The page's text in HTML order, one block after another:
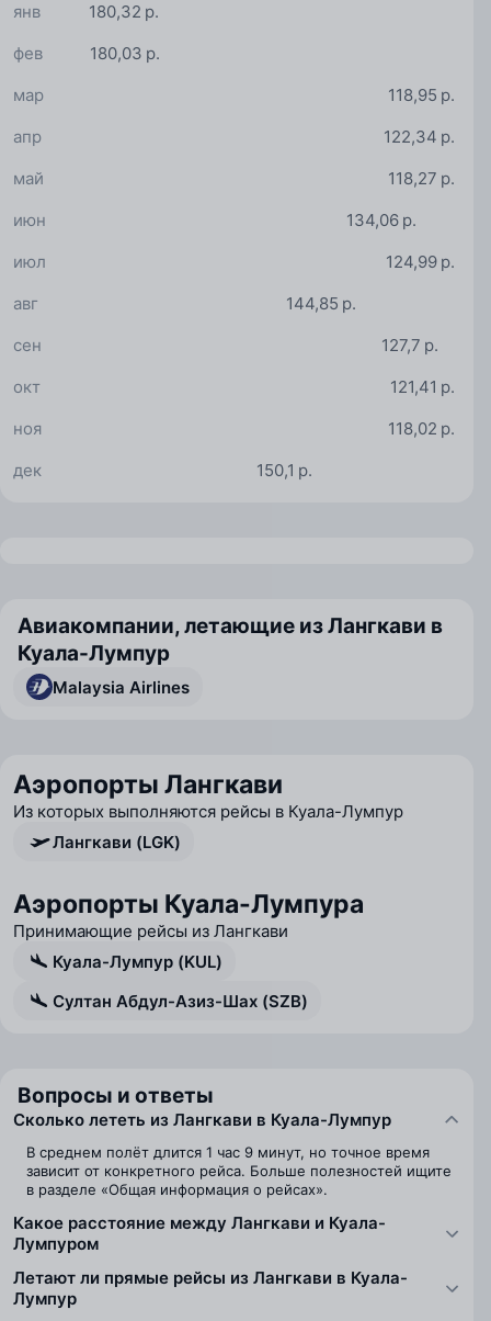
180,32 р.
янв
180,03 р.
фев
118,95 р.
мар
122,34 р.
апр
118,27 р.
май
134,06 р.
июн
124,99 р.
июл
144,85 р.
авг
127,7 р.
сен
121,41 р.
окт
118,02 р.
ноя
150,1 р.
дек
Авиакомпании, летающие из Лангкави в
Куала-Лумпур
Malaysia Airlines
Аэропорты Лангкави
Из которых выполняются рейсы в Куала-Лумпур
Лангкави (LGK)
Аэропорты Куала-Лумпура
Принимающие рейсы из Лангкави
Куала-Лумпур (KUL)
Султан Абдул-Азиз-Шах (SZB)
Вопросы и ответы
Сколько лететь из Лангкави в Куала-Лумпур
В среднем полёт длится 1 час 9 минут, но точное время
зависит от конкретного рейса. Больше полезностей ищите
в разделе «Общая информация о рейсах».
Какое расстояние между Лангкави и Куала-
Лумпуром
Летают ли прямые рейсы из Лангкави в Куала-
Лумпур